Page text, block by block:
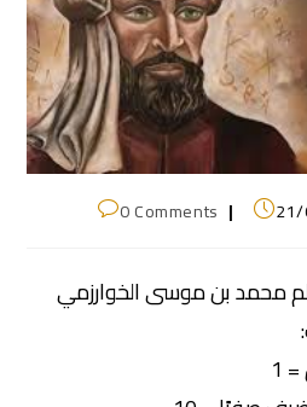
0 Comments
محمد بن موسى الخوارزمي
1